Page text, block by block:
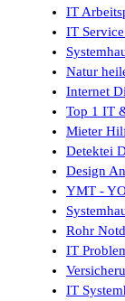
IT
IT
Natur
Internet
Top 1 IT
Mieter
Detektei
Design
YMT -
Rohr
IT
IT